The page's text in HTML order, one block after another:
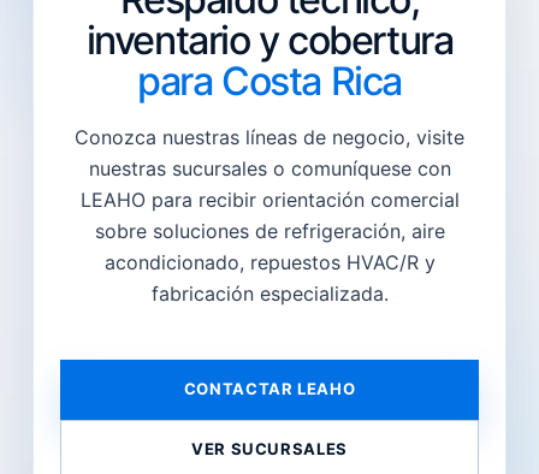
inventario y cobertura
para Costa Rica
Conozca nuestras líneas de negocio, visite
nuestras sucursales o comuníquese con
LEAHO para recibir orientación comercial
sobre soluciones de refrigeración, aire
acondicionado, repuestos HVAC/R y
fabricación especializada.
CONTACTAR LEAHO
VER SUCURSALES